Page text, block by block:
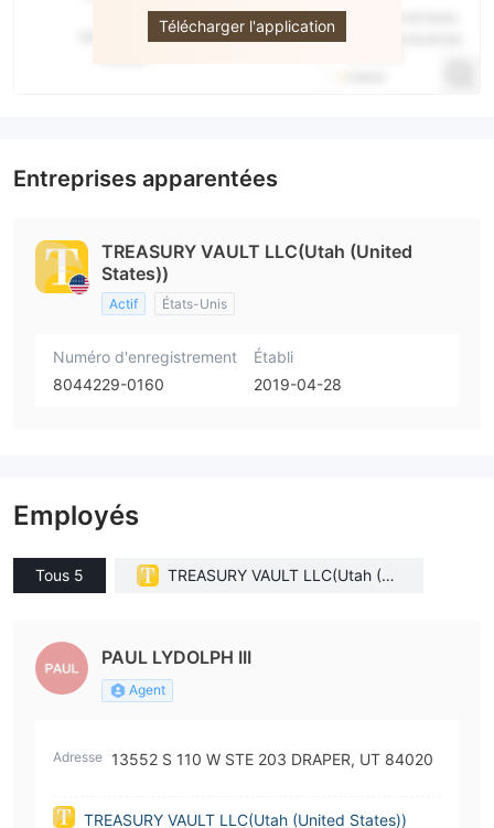
Télécharger l'application
Entreprises apparentées
TREASURY VAULT LLC(Utah (United
States))
Actif États-Unis
Numéro d'enregistrement
8044229-0160
Établi
2019-04-28
Employés
Tous 5
TREASURY VAULT LLC(Utah (Un
PAUL LYDOLPH III
Agent
Adresse 13552 S 110 W STE 203 DRAPER, UT 84020
TREASURY VAULT LLC(Utah (United States))